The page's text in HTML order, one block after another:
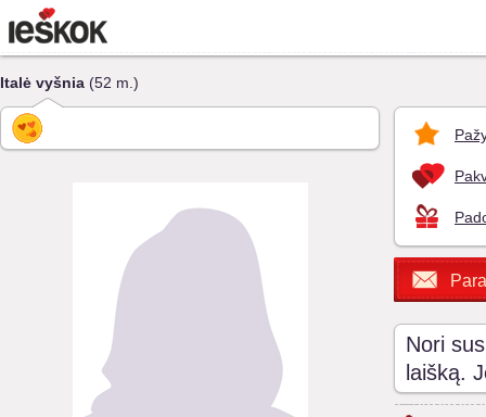
Italė vyšnia (52 m.)
Nori
laišką.